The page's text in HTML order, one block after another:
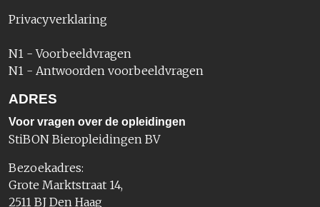
Privacyverklaring
N1 - Voorbeeldvragen
N1 - Antwoorden voorbeeldvragen
ADRES
Voor vragen over de opleidingen
StiBON Bieropleidingen BV
Bezoekadres:
Grote Marktstraat 14,
2511 BJ Den Haag